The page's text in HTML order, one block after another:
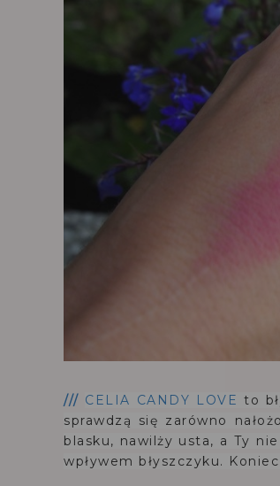
/// CELIA CANDY LOVE to
sprawdzą się zarówno
blasku, nawilży usta, a Ty
wpływem błyszczyku.